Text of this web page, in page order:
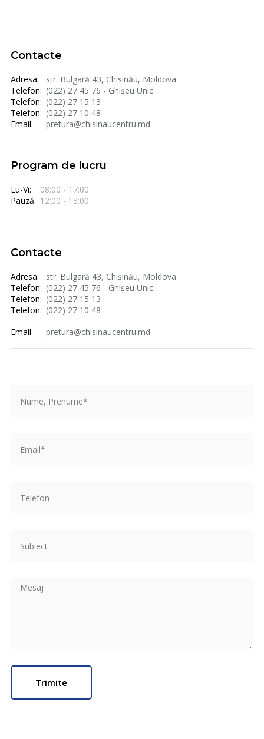
Contacte
Adresa:
str. Bulgară 43, Chișinău, Moldova
Telefon: (022) 27 45 76 - Ghișeu Unic
Telefon: (022) 27 15 13
Telefon: (022) 27 10 48
Email:
pretura@chisinaucentru.md
Program de lucru
Lu-Vi:
08:00 - 17:00
Pauză: 12:00 - 13:00
Contacte
Adresa:
str. Bulgară 43, Chișinău, Moldova
Telefon: (022) 27 45 76 - Ghișeu Unic
Telefon: (022) 27 15 13
Telefon: (022) 27 10 48
Email
pretura@chisinaucentru.md